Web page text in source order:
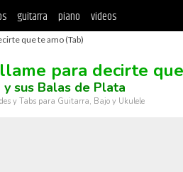
guitarra piano videos
que te amo (Tab)
para decirte
y sus Balas de Plata
y Tabs para Guitarra, Bajo y Ukulele